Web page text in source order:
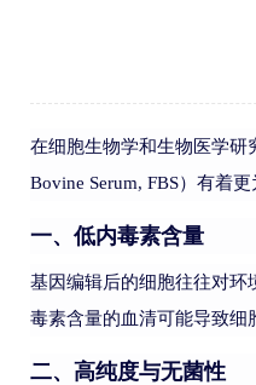
在细胞生物学和生物医学研
Bovine Serum, FBS）有着
一、低内毒素含量
基因编辑后的细胞往往对环
毒素含量的血清可能导致细
二、高纯度与无菌性